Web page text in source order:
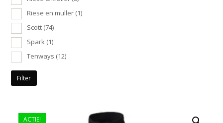
Riese en muller (1)
Scott (74)
Spark (1)
Tenways (12)
Filter
ACTIE!